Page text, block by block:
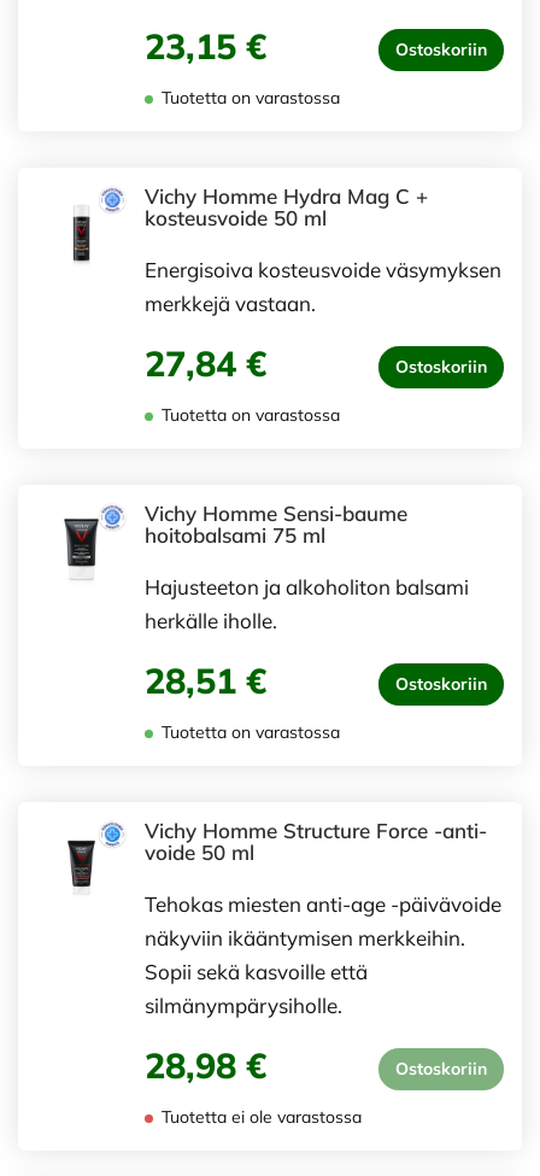
23,15 € Ostoskoriin
Tuotetta on varastossa
Vichy Homme Hydra Mag C +
kosteusvoide 50 ml
Energisoiva kosteusvoide väsymyksen
merkkejä vastaan.
27,84 € Ostoskoriin
Tuotetta on varastossa
Vichy Homme Sensi-baume
hoitobalsami 75 ml
Hajusteeton ja alkoholiton balsami
herkälle iholle.
28,51 € Ostoskoriin
Tuotetta on varastossa
Vichy Homme Structure Force -anti-
voide 50 ml
Tehokas miesten anti-age -päivävoide
näkyviin ikääntymisen merkkeihin.
Sopii sekä kasvoille että
silmänympärysiholle.
28,98 € Ostoskoriin
Tuotetta ei ole varastossa